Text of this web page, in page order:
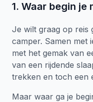
1. Waar begin je
Je wilt graag op reis
camper. Samen met
met het gemak van
van een rijdende
trekken en toch een
Maar waar ga je